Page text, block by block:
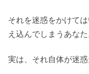
それを迷惑をかけて
え込んでしまうあなた
実は、それ自体が迷